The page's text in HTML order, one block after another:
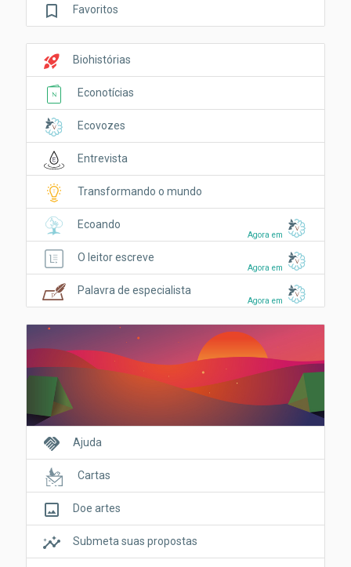
bookmark_border Favoritos
rocket_launch Biohistórias
Econotícias
Ecovozes
Entrevista
Transformando o mundo
Agora em
Ecoando
Agora em
O leitor escreve
Agora em
Palavra de especialista
handshake Ajuda
Cartas
crop_original Doe artes
insights Submeta suas propostas